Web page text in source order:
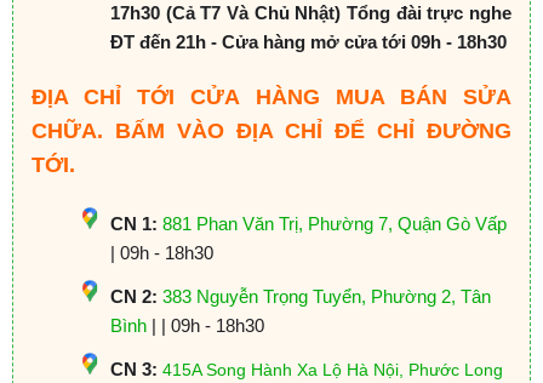
17h30 (Cả T7 Và Chủ Nhật) Tổng đài trực nghe
ĐT đến 21h - Cửa hàng mở cửa tới 09h - 18h30
ĐỊA CHỈ TỚI CỬA HÀNG MUA BÁN SỬA
CHỮA. BẤM VÀO ĐỊA CHỈ ĐỂ CHỈ ĐƯỜNG
TỚI.
CN 1: 881 Phan Văn Trị, Phường 7, Quận Gò Vấp
| 09h - 18h30
CN 2: 383 Nguyễn Trọng Tuyển, Phường 2, Tân
Bình| | 09h - 18h30
CN 3: 415A Song Hành Xa Lộ Hà Nội, Phước Long